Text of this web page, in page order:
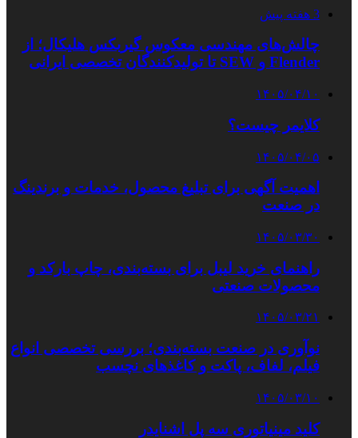
3 هفته پیش
چالش‌های مهندسی معکوس گیربکس هلیکال؛ از
Flender و SEW تا تولیدکنندگان تخصصی ایرانی
۱۴۰۵/۰۴/۱۰
کلایمر چیست؟
۱۴۰۵/۰۴/۰۵
اهمیت آگهی برای تبلیغ محصول، خدمات و برندینگ
در صنعت
۱۴۰۵/۰۳/۳۰
راهنمای خرید لیبل برای بسته‌بندی، چاپ بارکد و
محصولات صنعتی
۱۴۰۵/۰۳/۲۱
نوآوری در صنعت بسته‌بندی؛ بررسی تخصصی انواع
فیلم، لفاف، پاکت و کاغذهای نچسب
۱۴۰۵/۰۳/۱۰
کلید مینیاتوری سه پل اشنایدر